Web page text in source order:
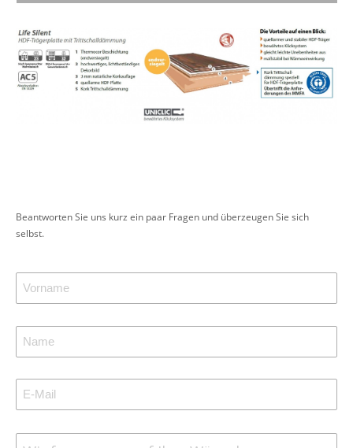
Beantworten Sie uns kurz ein paar Fragen und überzeugen Sie sich
selbst.